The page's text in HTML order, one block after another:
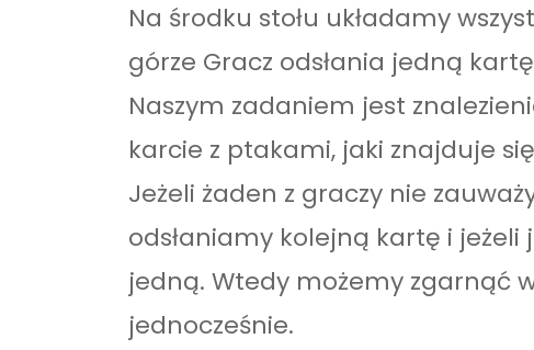
Na środku stołu układamy
górze Gracz odsłania jedną
Naszym zadaniem jest
karcie z ptakami, jaki znajduje
Jeżeli żaden z graczy nie
odsłaniamy kolejną kartę i jeżeli
jedną. Wtedy możemy zgarnąć
jednocześnie.